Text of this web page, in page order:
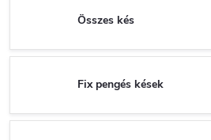
Összes kés
Fix pengés kések